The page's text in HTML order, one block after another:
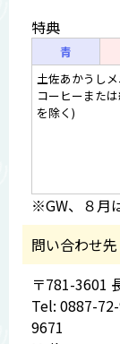
特典
青
土佐あかうし
コーヒーまた
を除く)
※GW、８月
問い合わせ先
〒781-3601
Tel: 0887-
9671